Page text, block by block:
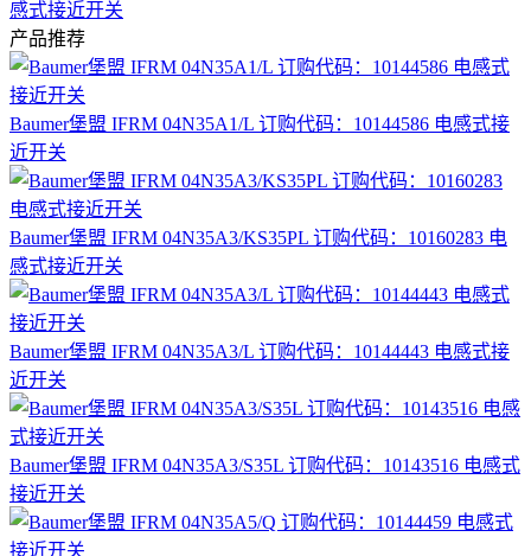
感式接近开关
产品推荐
Baumer堡盟 IFRM 04N35A1/L 订购代码：10144586 电感式接
近开关
Baumer堡盟 IFRM 04N35A3/KS35PL 订购代码：10160283 电
感式接近开关
Baumer堡盟 IFRM 04N35A3/L 订购代码：10144443 电感式接
近开关
Baumer堡盟 IFRM 04N35A3/S35L 订购代码：10143516 电感式
接近开关